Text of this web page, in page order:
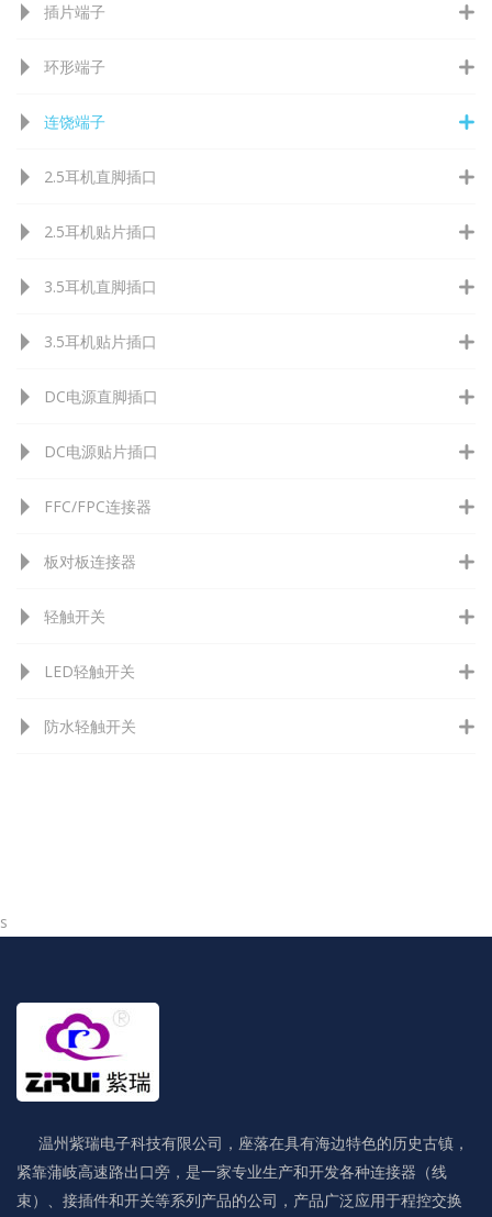
插片端子
环形端子
连饶端子
2.5耳机直脚插口
2.5耳机贴片插口
3.5耳机直脚插口
3.5耳机贴片插口
DC电源直脚插口
DC电源贴片插口
FFC/FPC连接器
板对板连接器
轻触开关
LED轻触开关
防水轻触开关
s
温州紫瑞电子科技有限公司，座落在具有海边特色的历史古镇，
紧靠蒲岐高速路出口旁，是一家专业生产和开发各种连接器（线
束）、接插件和开关等系列产品的公司，产品广泛应用于程控交换